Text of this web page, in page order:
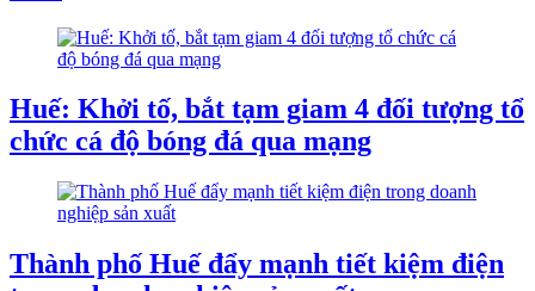
Huế: Khởi tố, bắt tạm giam 4 đối tượng tổ
chức cá độ bóng đá qua mạng
Thành phố Huế đẩy mạnh tiết kiệm điện